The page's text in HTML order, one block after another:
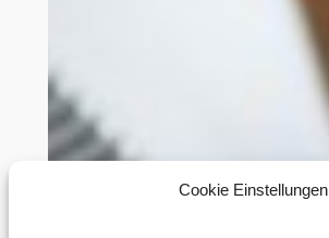
Cookie Einstellungen